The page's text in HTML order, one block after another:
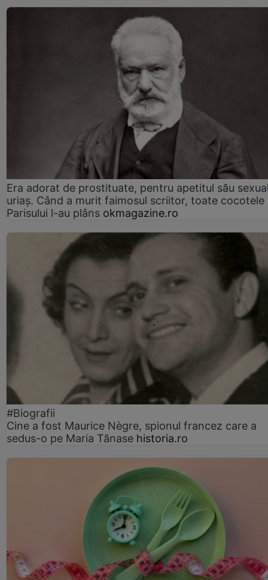
Era adorat de prostituate, pentru apetitul său
uriaș. Când a murit faimosul scriitor, toate cocotele
Parisului l-au plâns okmagazine.ro
#Biografii
Cine a fost Maurice Nègre, spionul francez care a
sedus-o pe Maria Tănase historia.ro